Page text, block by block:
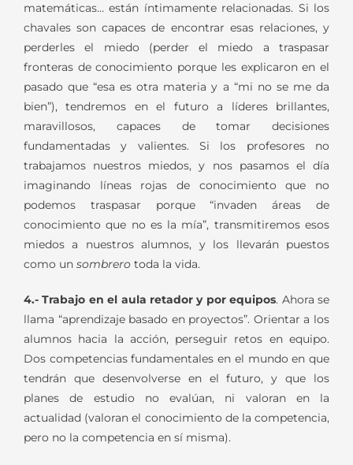
matemáticas… están íntimamente relacionadas. Si los
chavales son capaces de encontrar esas relaciones, y
perderles el miedo (perder el miedo a traspasar
fronteras de conocimiento porque les explicaron en el
pasado que “esa es otra materia y a “mi no se me da
bien”), tendremos en el futuro a líderes brillantes,
maravillosos, capaces de tomar decisiones
fundamentadas y valientes. Si los profesores no
trabajamos nuestros miedos, y nos pasamos el día
imaginando líneas rojas de conocimiento que no
podemos traspasar porque “invaden áreas de
conocimiento que no es la mía”, transmitiremos esos
miedos a nuestros alumnos, y los llevarán puestos
como un sombrero toda la vida.
4.- Trabajo en el aula retador y por equipos. Ahora se
llama “aprendizaje basado en proyectos”. Orientar a los
alumnos hacia la acción, perseguir retos en equipo.
Dos competencias fundamentales en el mundo en que
tendrán que desenvolverse en el futuro, y que los
planes de estudio no evalúan, ni valoran en la
actualidad (valoran el conocimiento de la competencia,
pero no la competencia en sí misma).